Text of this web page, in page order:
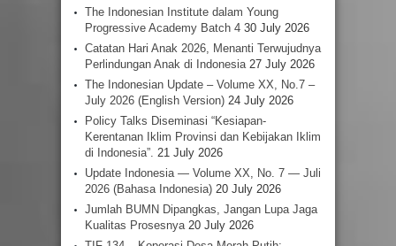
The Indonesian Institute dalam Young
Progressive Academy Batch 4 30 July 2026
Catatan Hari Anak 2026, Menanti Terwujudnya
Perlindungan Anak di Indonesia 27 July 2026
The Indonesian Update – Volume XX, No.7 –
July 2026 (English Version) 24 July 2026
Policy Talks Diseminasi “Kesiapan-
Kerentanan Iklim Provinsi dan Kebijakan Iklim
di Indonesia”. 21 July 2026
Update Indonesia — Volume XX, No. 7 — Juli
2026 (Bahasa Indonesia) 20 July 2026
Jumlah BUMN Dipangkas, Jangan Lupa Jaga
Kualitas Prosesnya 20 July 2026